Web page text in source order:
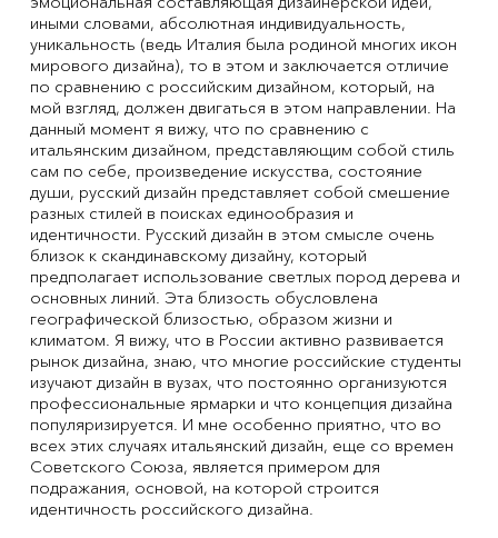
иными словами, абсолютная индивидуальность,
уникальность (ведь Италия была родиной многих икон
мирового дизайна), то в этом и заключается отличие
по сравнению с российским дизайном, который, на
мой взгляд, должен двигаться в этом направлении. На
данный момент я вижу, что по сравнению с
итальянским дизайном, представляющим собой стиль
сам по себе, произведение искусства, состояние
души, русский дизайн представляет собой смешение
разных стилей в поисках единообразия и
идентичности. Русский дизайн в этом смысле очень
близок к скандинавскому дизайну, который
предполагает использование светлых пород дерева и
основных линий. Эта близость обусловлена
географической близостью, образом жизни и
климатом. Я вижу, что в России активно развивается
рынок дизайна, знаю, что многие российские студенты
изучают дизайн в вузах, что постоянно организуются
профессиональные ярмарки и что концепция дизайна
популяризируется. И мне особенно приятно, что во
всех этих случаях итальянский дизайн, еще со времен
Советского Союза, является примером для
подражания, основой, на которой строится
идентичность российского дизайна.